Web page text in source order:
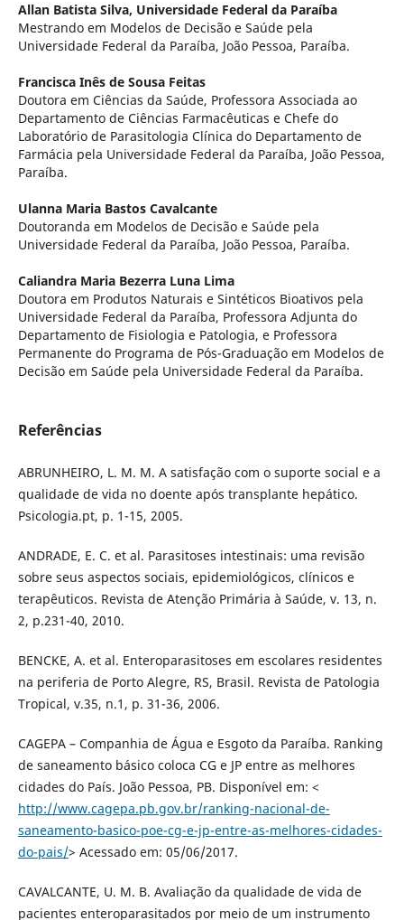
Allan Batista Silva, Universidade Federal da Paraíba
Mestrando em Modelos de Decisão e Saúde pela
Universidade Federal da Paraíba, João Pessoa, Paraíba.
Francisca Inês de Sousa Feitas
Doutora em Ciências da Saúde, Professora Associada ao
Departamento de Ciências Farmacêuticas e Chefe do
Laboratório de Parasitologia Clínica do Departamento de
Farmácia pela Universidade Federal da Paraíba, João Pessoa,
Paraíba.
Ulanna Maria Bastos Cavalcante
Doutoranda em Modelos de Decisão e Saúde pela
Universidade Federal da Paraíba, João Pessoa, Paraíba.
Caliandra Maria Bezerra Luna Lima
Doutora em Produtos Naturais e Sintéticos Bioativos pela
Universidade Federal da Paraíba, Professora Adjunta do
Departamento de Fisiologia e Patologia, e Professora
Permanente do Programa de Pós-Graduação em Modelos de
Decisão em Saúde pela Universidade Federal da Paraíba.
Referências
ABRUNHEIRO, L. M. M. A satisfação com o suporte social e a
qualidade de vida no doente após transplante hepático.
Psicologia.pt, p. 1-15, 2005.
ANDRADE, E. C. et al. Parasitoses intestinais: uma revisão
sobre seus aspectos sociais, epidemiológicos, clínicos e
terapêuticos. Revista de Atenção Primária à Saúde, v. 13, n.
2, p.231-40, 2010.
BENCKE, A. et al. Enteroparasitoses em escolares residentes
na periferia de Porto Alegre, RS, Brasil. Revista de Patologia
Tropical, v.35, n.1, p. 31-36, 2006.
CAGEPA – Companhia de Água e Esgoto da Paraíba. Ranking
de saneamento básico coloca CG e JP entre as melhores
cidades do País. João Pessoa, PB. Disponível em: <
http://www.cagepa.pb.gov.br/ranking-nacional-de-
saneamento-basico-poe-cg-e-jp-entre-as-melhores-cidades-
do-pais/> Acessado em: 05/06/2017.
CAVALCANTE, U. M. B. Avaliação da qualidade de vida de
pacientes enteroparasitados por meio de um instrumento